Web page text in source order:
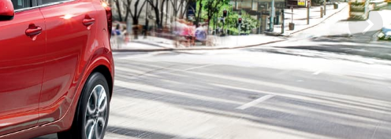
בצפון
בירושלים
ירושלים
בחיפה
חיפה